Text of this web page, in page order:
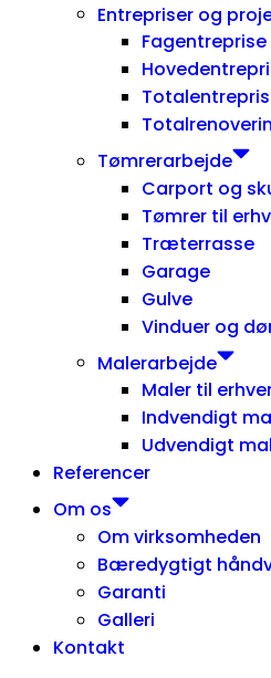
Entrepriser og
Fagentreprise
Tømrerarbejde
Carport og
Tømrer til
Træterrasse
Garage
Gulve
Vinduer og
Malerarbejde
Maler til
Indvendigt
Udvendigt
Referencer
Om os
Om virksomheden
Bæredygtigt
Garanti
Galleri
Kontakt